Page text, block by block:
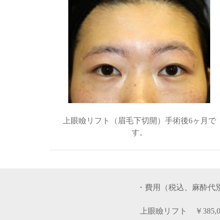
上眼瞼リフト（眉毛下切開）手術後6ヶ月で
す。
・費用（税込、麻酔代
上眼瞼リフト ￥